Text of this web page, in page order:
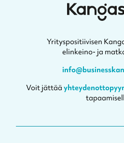
Yrityspositiivisen
elinkeino- ja
Voit jättää